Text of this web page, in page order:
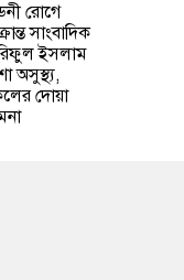
রোগে
সাংবাদিক
ইসলাম
অসুস্থ্য,
দোয়া